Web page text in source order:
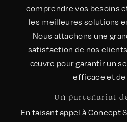
comprendre vos besoins
les meilleures solutions
Nous attachons une
satisfaction de nos
œuvre pour garantir un
efficace et de
Un partenariat
En faisant appel à Concept